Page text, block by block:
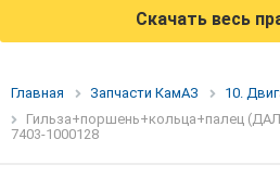
Скачать весь
Главная Запчасти КамАЗ
10.
Гильза+поршень+кольца+палец
7403-1000128